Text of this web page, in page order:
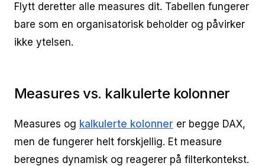
Flytt deretter alle measures dit. Tabellen fungerer
bare som en organisatorisk beholder og påvirker
ikke ytelsen.
Measures vs. kalkulerte kolonner
Measures og kalkulerte kolonner er begge DAX,
men de fungerer helt forskjellig. Et measure
beregnes dynamisk og reagerer på filterkontekst.